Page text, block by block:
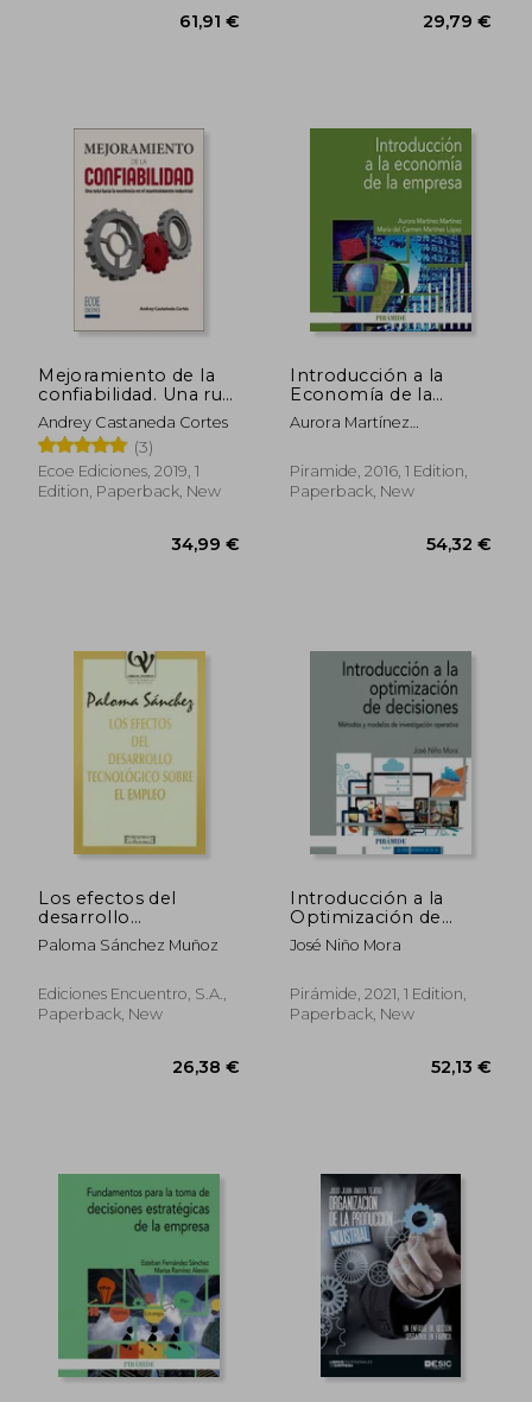
61,91 €
Mejoramiento de la
confiabilidad. Una ruta
hacia la excelencia en
el mantenimiento
industrial (in Spanish)
Andrey Castaneda Cortes
(3)
Ecoe Ediciones, 2019, 1
Edition, Paperback, New
Introducción a la
Economía de la
Empresa (Economía
y Empresa) (in
Aurora Martínez
Carmen Martínez López
Piramide, 2016, 1 Edition,
Paperback, New
Los efectos del
desarrollo
tecnológico sobre el
empleo (Oikos
Paloma Sánchez Muñoz
Ediciones Encuentro, S.A.,
Paperback, New
Introducción a la
Optimización de
Decisiones (in
Spanish)
José Niño Mora
Pirámide, 2021, 1 Edition,
Paperback, New